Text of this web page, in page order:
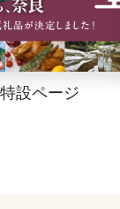
設ページ